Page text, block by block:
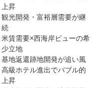
上昇
観光開発・富裕層需要が継
続
米賃需要×西海岸ビューの希
少立地
基地返還跡地開発が追い風
高級ホテル進出でバブル的
上昇